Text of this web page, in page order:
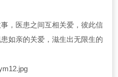
，医患之间互相关爱，彼此信
如亲的关爱，滋生出无限生的